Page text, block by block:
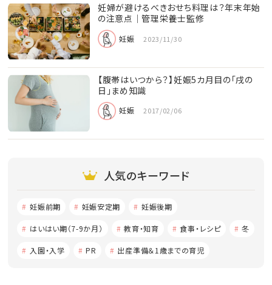
妊婦が避けるべきおせち料理は？年末年始
の注意点｜管理栄養士監修
妊娠 2023/11/30
【腹帯はいつから？】妊娠5カ月目の「戌の
日」まめ知識
妊娠 2017/02/06
人気のキーワード
妊娠前期 妊娠安定期 妊娠後期
はいはい期（7-9か月） 教育・知育 食事・レシピ 冬
入園・入学 PR 出産準備＆1歳までの育児